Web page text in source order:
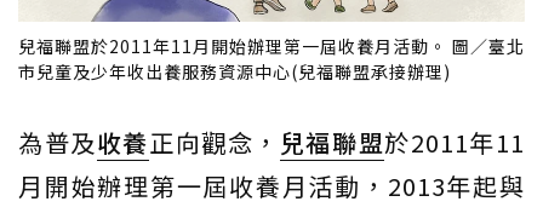
兒福聯盟於2011年11月開始辦理第一屆收養月活動。 圖／臺北
市兒童及少年收出養服務資源中心(兒福聯盟承接辦理)
為普及收養正向觀念， 兒福聯盟於2011年11
月開始辦理第一屆收養月活動，2013年起與